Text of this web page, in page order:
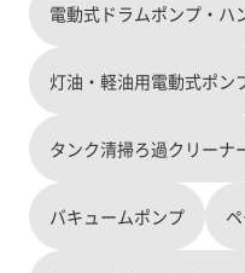
ラム缶に移し
を傾けたり、
内を照らした
する。投入作
商品としてご掲載
さい！
電動式ドラムポンプ・ハ
灯油・軽油用電動式ポン
タンク清掃ろ過クリーナ
バキュームポンプ